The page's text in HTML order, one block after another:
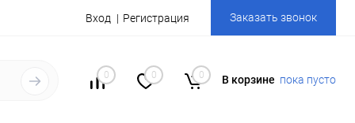
Вход Регистрация Заказать звонок
0 0 0 В корзине пока пусто